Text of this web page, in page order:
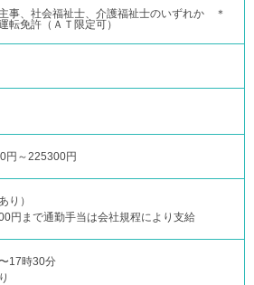
事、社会福祉士、介護福祉士のいずれか ＊
転免許（ＡＴ限定可）
円～225300円
り）
円まで通勤手当は会社規程により支給
17時30分